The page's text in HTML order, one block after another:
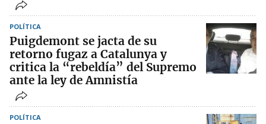
POLÍTICA
Puigdemont se jacta de su
retorno fugaz a Catalunya y
critica la “rebeldía” del Supremo
ante la ley de Amnistía
POLÍTICA